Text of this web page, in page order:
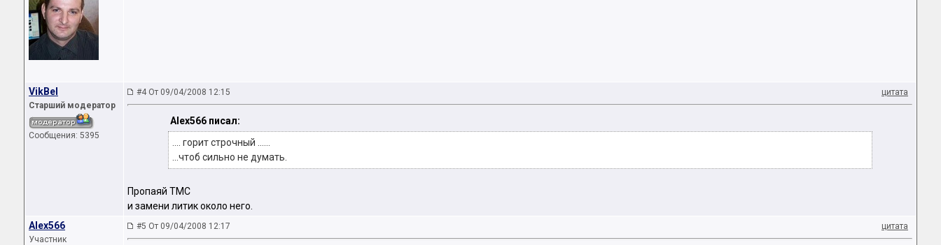
VikBel
Старший модератор
Сообщения: 5395
#4 От 09/04/2008 12:15 цитата
Alex566 писал:
.... горит строчный ......
...чтоб сильно не думать.
Пропаяй ТМС
и замени литик около него.
Alex566
Участник
#5 От 09/04/2008 12:17 цитата